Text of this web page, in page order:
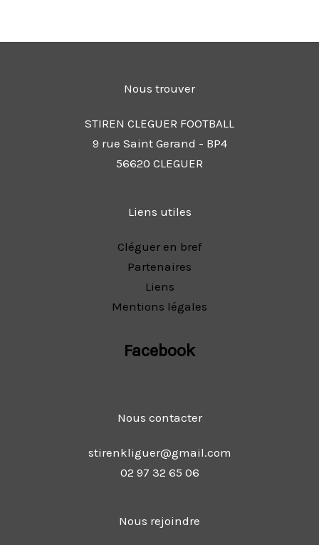
Nous trouver
STIREN CLEGUER FOOTBALL
9 rue Saint Gerand - BP4
56620 CLEGUER
Liens utiles
Cléguer en bref
Partenaires
Liens
Mentions légales
Facebook
Nous contacter
stirenkliguer@gmail.com
02 97 32 65 06
Nous rejoindre